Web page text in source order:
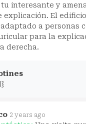
interesante y
explicación. El
a personas
para la
derecha.
2 years ago